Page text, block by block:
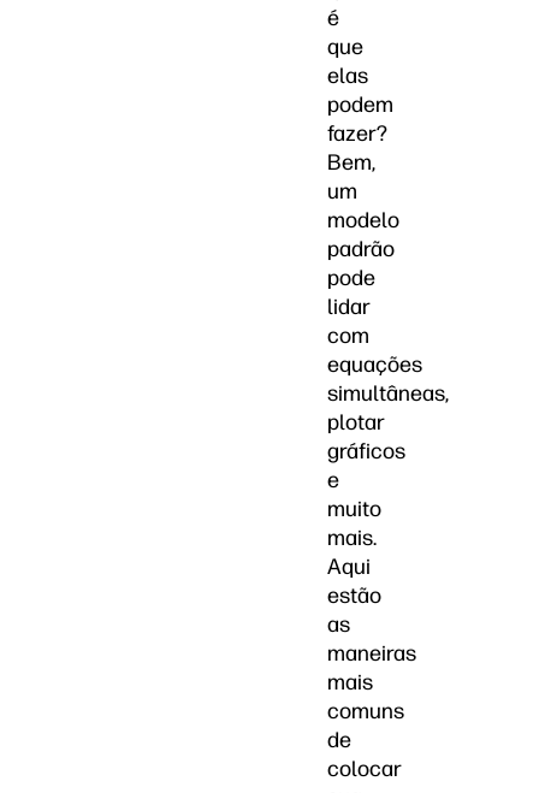
é
que
elas
podem
fazer?
Bem,
um
modelo
padrão
pode
lidar
com
equações
simultâneas,
plotar
gráficos
e
muito
mais.
Aqui
estão
as
maneiras
mais
comuns
de
colocar